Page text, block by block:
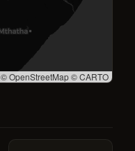
© OpenStreetMap © CARTO